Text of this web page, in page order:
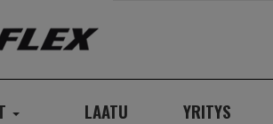
LAATU YRITYS